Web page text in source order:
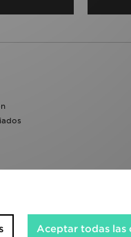
Aceptar todas las